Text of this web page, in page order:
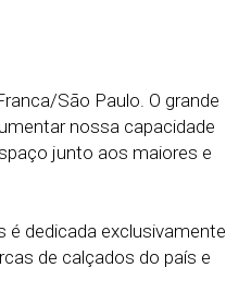
São Paulo. O grande
nossa capacidade
junto aos maiores e
é dedicada exclusivamente
de calçados do país e